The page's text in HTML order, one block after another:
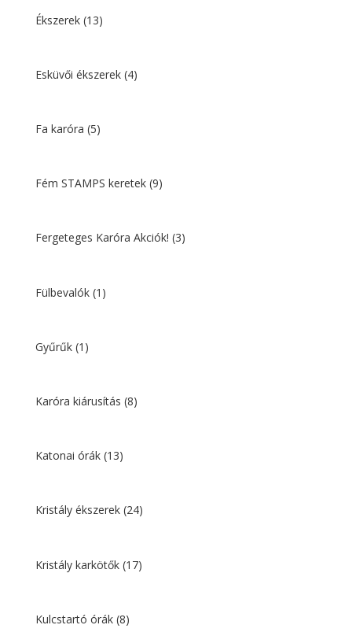
Ékszerek (13)
Esküvői ékszerek (4)
Fa karóra (5)
Fém STAMPS keretek (9)
Fergeteges Karóra Akciók! (3)
Fülbevalók (1)
Gyűrűk (1)
Karóra kiárusítás (8)
Katonai órák (13)
Kristály ékszerek (24)
Kristály karkötők (17)
Kulcstartó órák (8)